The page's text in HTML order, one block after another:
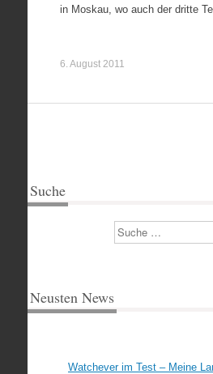
in Moskau, wo auch der dritte
6. August 2011
Suche
Suchen
Neusten News
Watchever im Test – Meine